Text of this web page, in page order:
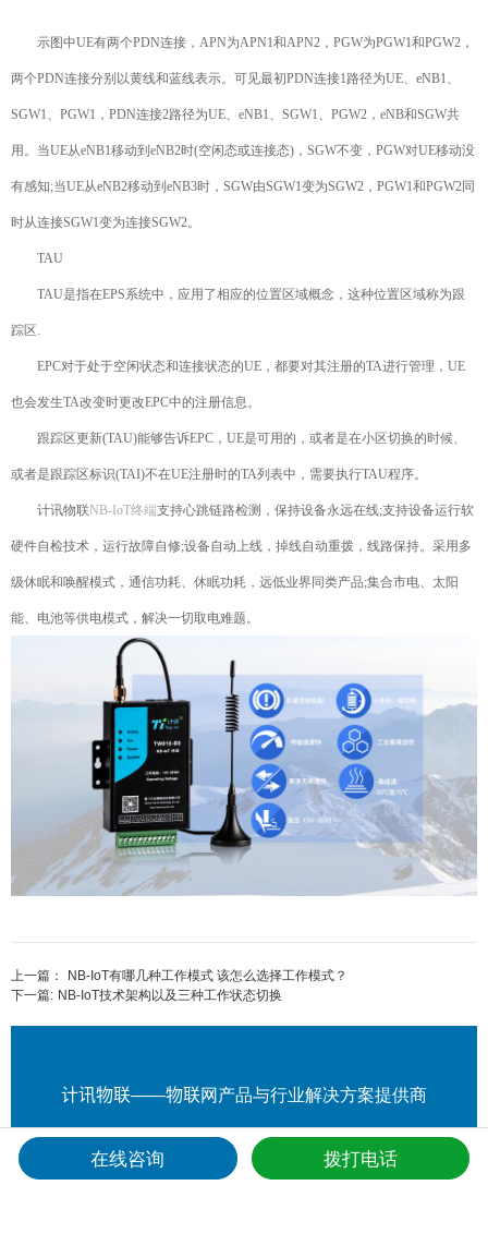
示图中UE有两个PDN连接，APN为APN1和APN2，PGW为PGW1和PGW2，
两个PDN连接分别以黄线和蓝线表示。可见最初PDN连接1路径为UE、eNB1、
SGW1、PGW1，PDN连接2路径为UE、eNB1、SGW1、PGW2，eNB和SGW共
用。当UE从eNB1移动到eNB2时(空闲态或连接态)，SGW不变，PGW对UE移动没
有感知;当UE从eNB2移动到eNB3时，SGW由SGW1变为SGW2，PGW1和PGW2同
时从连接SGW1变为连接SGW2。
TAU
TAU是指在EPS系统中，应用了相应的位置区域概念，这种位置区域称为跟
踪区.
EPC对于处于空闲状态和连接状态的UE，都要对其注册的TA进行管理，UE
也会发生TA改变时更改EPC中的注册信息。
跟踪区更新(TAU)能够告诉EPC，UE是可用的，或者是在小区切换的时候、
或者是跟踪区标识(TAI)不在UE注册时的TA列表中，需要执行TAU程序。
计讯物联NB-IoT终端支持心跳链路检测，保持设备永远在线;支持设备运行软
硬件自检技术，运行故障自修;设备自动上线，掉线自动重拨，线路保持。采用多
级休眠和唤醒模式，通信功耗、休眠功耗，远低业界同类产品;集合市电、太阳
能、电池等供电模式，解决一切取电难题。
上一篇： NB-IoT有哪几种工作模式 该怎么选择工作模式？
下一篇: NB-IoT技术架构以及三种工作状态切换
计讯物联——物联网产品与行业解决方案提供商
申请样机
在线咨询 拨打电话